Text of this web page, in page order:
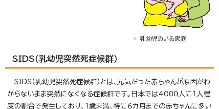
乳幼児のいる家庭
SIDS（乳幼児突然死症候群）
SIDS（乳幼児突然死症候群）とは、元気だった赤ちゃんが原因がわ
からないまま突然になくなる症候群です。日本では4000人に1人程
度の割合で発生しており、1歳未満、特に6カ月までの赤ちゃんに多い